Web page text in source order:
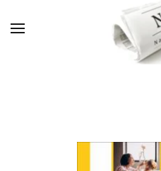
Zum Hauptinhalt springen